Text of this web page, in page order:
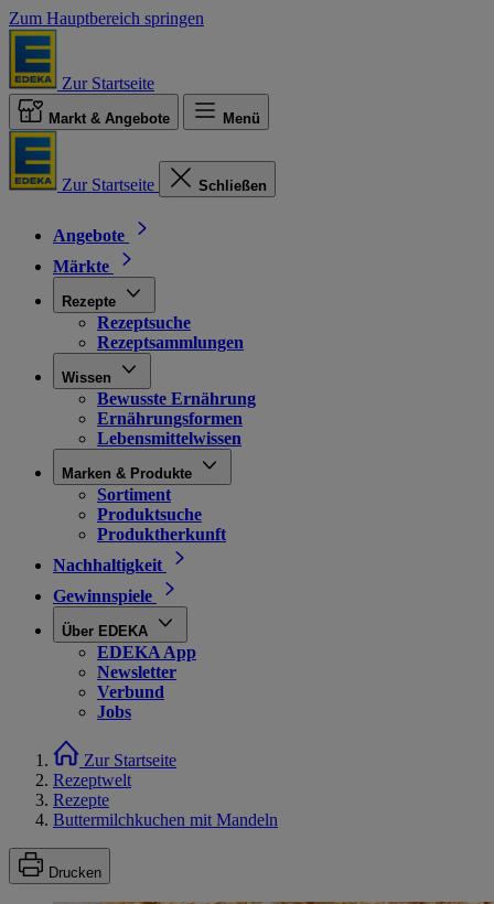
Zum Hauptbereich springen
Zur Startseite
Markt & Angebote Menü
Zur Startseite Schließen
Angebote
Märkte
Rezepte
Rezeptsuche
Rezeptsammlungen
Wissen
Bewusste Ernährung
Ernährungsformen
Lebensmittelwissen
Marken & Produkte
Sortiment
Produktsuche
Produktherkunft
Nachhaltigkeit
Gewinnspiele
Über EDEKA
EDEKA App
Newsletter
Verbund
Jobs
Zur Startseite
Rezeptwelt
Rezepte
Buttermilchkuchen mit Mandeln
Drucken